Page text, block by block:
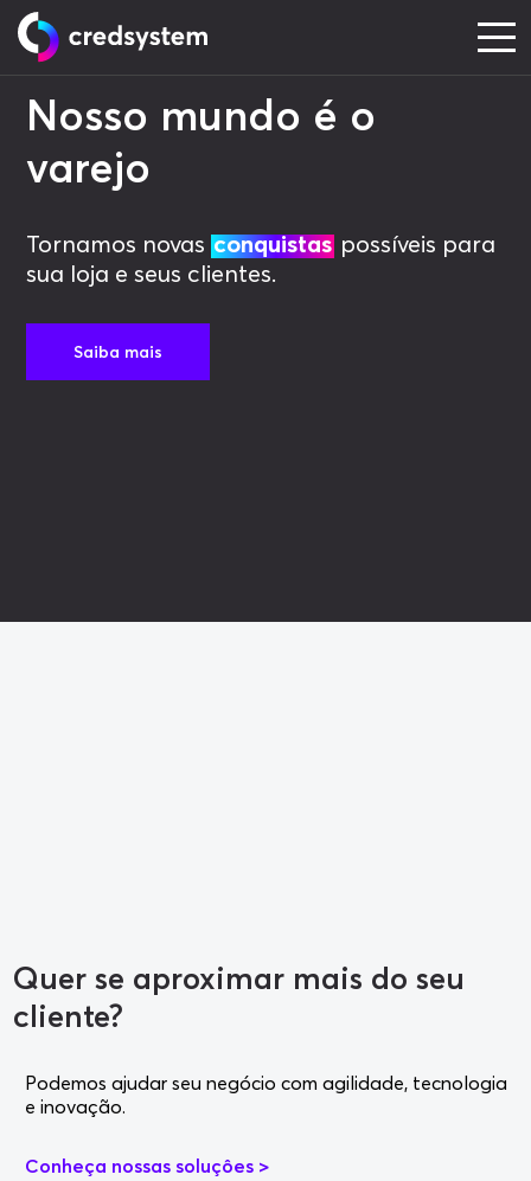
Nosso mundo é o
varejo
Tornamos novas conquistaspossíveis para
sua loja e seus clientes.
Saiba mais
Quer se aproximar mais do seu
cliente?
Podemos ajudar seu negócio com agilidade, tecnologia
e inovação.
Conheça nossas soluçôes >